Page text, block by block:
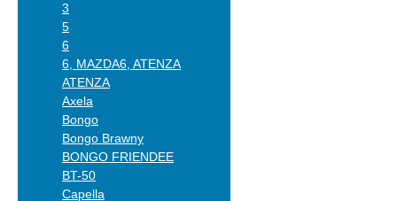
3
5
6
6, MAZDA6, ATENZA
ATENZA
Axela
Bongo
Bongo Brawny
BONGO FRIENDEE
BT-50
Capella